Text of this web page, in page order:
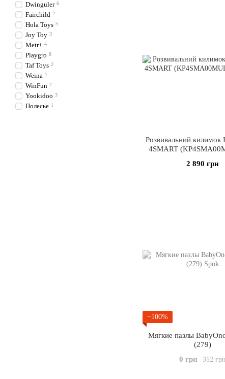
Розвивальний
4SMART
2 890 грн
−100%
Мягкие пазлы
(279)
312
0 грн
Dwinguler 6
Fairchild 2
Hola Toys 5
Joy Toy 3
Metr+ 4
Playgro 8
Taf Toys 2
Weina 1
WinFun 7
Yookidoo 3
Полесье 1